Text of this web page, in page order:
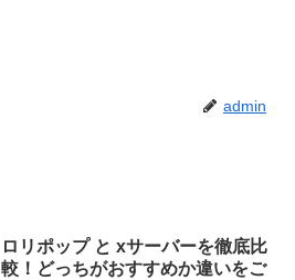
admin
ロリポップ と xサーバーを徹底比
較！どっちがおすすめか違いをご